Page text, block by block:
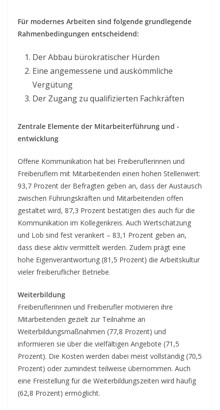
Für modernes Arbeiten sind folgende grundlegende
Rahmenbedingungen entscheidend:
Der Abbau bürokratischer Hürden
Eine angemessene und auskömmliche
Vergütung
Der Zugang zu qualifizierten Fachkräften
Zentrale Elemente der Mitarbeiterführung und -
entwicklung
Offene Kommunikation hat bei Freiberuflerinnen und
Freiberuflern mit Mitarbeitenden einen hohen Stellenwert:
93,7 Prozent der Befragten geben an, dass der Austausch
zwischen Führungskräften und Mitarbeitenden offen
gestaltet wird, 87,3 Prozent bestätigen dies auch für die
Kommunikation im Kollegenkreis. Auch Wertschätzung
und Lob sind fest verankert – 83,1 Prozent geben an,
dass diese aktiv vermittelt werden. Zudem prägt eine
hohe Eigenverantwortung (81,5 Prozent) die Arbeitskultur
vieler freiberuflicher Betriebe.
Weiterbildung
Freiberuflerinnen und Freiberufler motivieren ihre
Mitarbeitenden gezielt zur Teilnahme an
Weiterbildungsmaßnahmen (77,8 Prozent) und
informieren sie über die vielfältigen Angebote (71,5
Prozent). Die Kosten werden dabei meist vollständig (70,5
Prozent) oder zumindest teilweise übernommen. Auch
eine Freistellung für die Weiterbildungszeiten wird häufig
(62,8 Prozent) ermöglicht.